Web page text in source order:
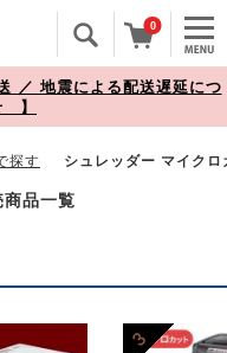
0
／ 地震による配送遅延につ
】
探す シュレッダー マイクロ
品一覧
3